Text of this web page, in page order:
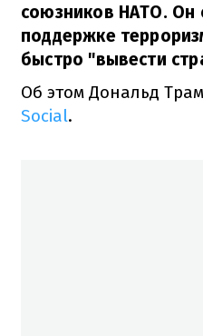
союзников НАТО. Он
поддержке
быстро "вывести
Об этом Дональд
Social.